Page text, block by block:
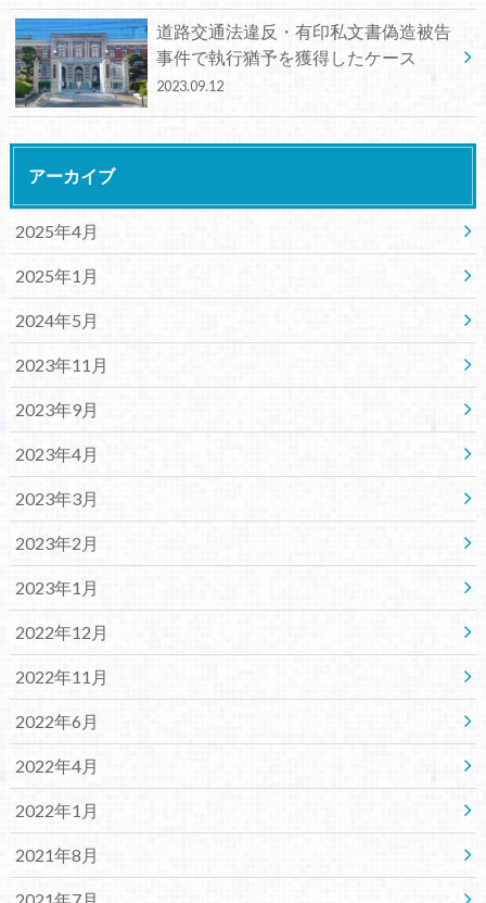
道路交通法違反・有印私文書偽造被告
事件で執行猶予を獲得したケース
2023.09.12
アーカイブ
2025年4月
2025年1月
2024年5月
2023年11月
2023年9月
2023年4月
2023年3月
2023年2月
2023年1月
2022年12月
2022年11月
2022年6月
2022年4月
2022年1月
2021年8月